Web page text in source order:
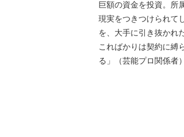
巨額の資金を投資。所
現実をつきつけられて
を、大手に引き抜かれ
こればかりは契約に縛
る」（芸能プロ関係者）